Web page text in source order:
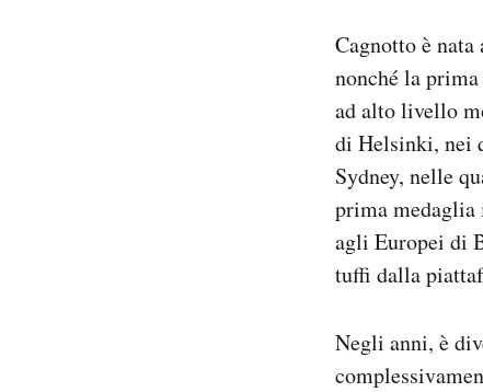
Cagnotto è
nonché la
ad alto livello
di Helsinki, nei
Sydney, nelle
prima medaglia
agli Europei di
tuffi dalla
Negli anni, è